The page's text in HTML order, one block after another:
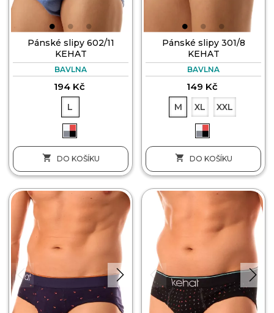
Pánské slipy 602/11
KEHAT
BAVLNA
194 Kč
L
 DO KOŠÍKU
Pánské slipy 301/8
KEHAT
BAVLNA
149 Kč
M XL XXL
 DO KOŠÍKU